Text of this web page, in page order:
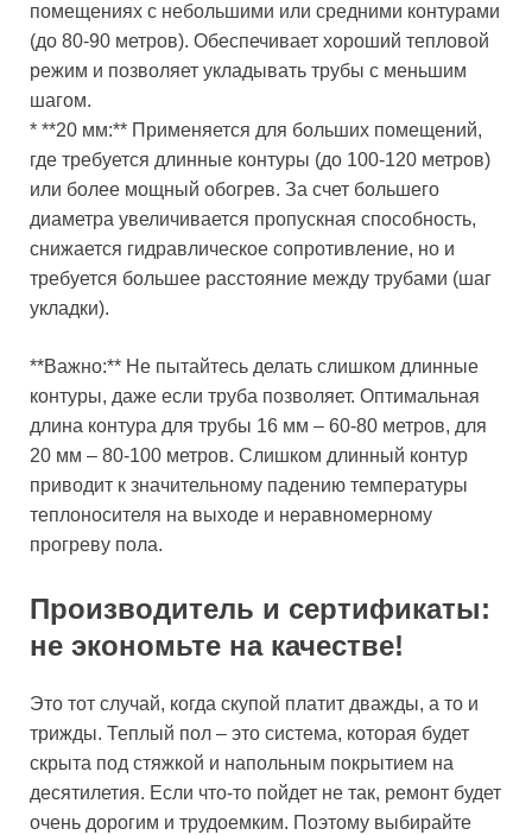
помещениях с небольшими или средними контурами
(до 80-90 метров). Обеспечивает хороший тепловой
режим и позволяет укладывать трубы с меньшим
шагом.
* **20 мм:** Применяется для больших помещений,
где требуется длинные контуры (до 100-120 метров)
или более мощный обогрев. За счет большего
диаметра увеличивается пропускная способность,
снижается гидравлическое сопротивление, но и
требуется большее расстояние между трубами (шаг
укладки).
**Важно:** Не пытайтесь делать слишком длинные
контуры, даже если труба позволяет. Оптимальная
длина контура для трубы 16 мм – 60-80 метров, для
20 мм – 80-100 метров. Слишком длинный контур
приводит к значительному падению температуры
теплоносителя на выходе и неравномерному
прогреву пола.
Производитель и сертификаты:
не экономьте на качестве!
Это тот случай, когда скупой платит дважды, а то и
трижды. Теплый пол – это система, которая будет
скрыта под стяжкой и напольным покрытием на
десятилетия. Если что-то пойдет не так, ремонт будет
очень дорогим и трудоемким. Поэтому выбирайте